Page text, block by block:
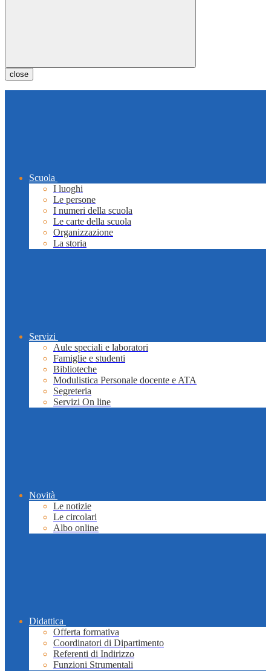
close
Scuola
I luoghi
Le persone
I numeri della scuola
Le carte della scuola
Organizzazione
La storia
Servizi
Aule speciali e laboratori
Famiglie e studenti
Biblioteche
Modulistica Personale docente e ATA
Segreteria
Servizi On line
Novità
Le notizie
Le circolari
Albo online
Didattica
Offerta formativa
Coordinatori di Dipartimento
Referenti di Indirizzo
Funzioni Strumentali